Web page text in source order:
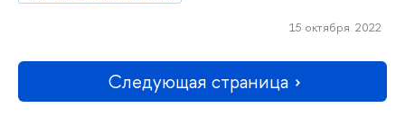
15 октября 2022
Следующая страница